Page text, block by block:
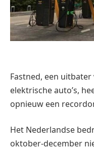
Fastned, een
elektrische auto’s,
opnieuw een
Het Nederlandse
oktober-december